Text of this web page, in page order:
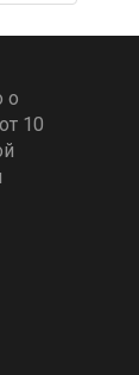
о
10